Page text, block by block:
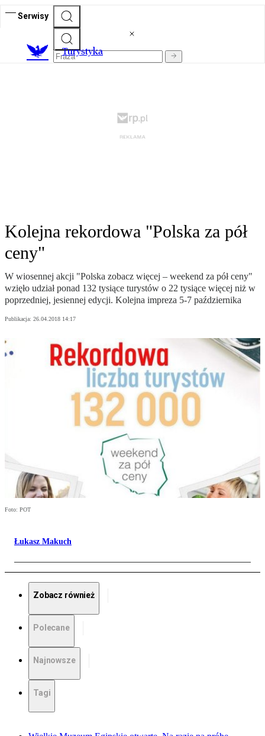
Serwisy
Turystyka
Kolejna rekordowa "Polska za pół
ceny"
W wiosennej akcji "Polska zobacz więcej – weekend za pół ceny"
wzięło udział ponad 132 tysiące turystów o 22 tysiące więcej niż w
poprzedniej, jesiennej edycji. Kolejna impreza 5-7 października
Publikacja: 26.04.2018 14:17
Foto: POT
Łukasz Makuch
Zobacz również
Polecane
Najnowsze
Tagi